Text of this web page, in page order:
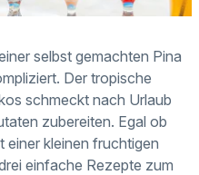
selbst gemachten Pina
Der tropische
schmeckt nach Urlaub
zubereiten. Egal ob
einer kleinen fruchtigen
einfache Rezepte zum